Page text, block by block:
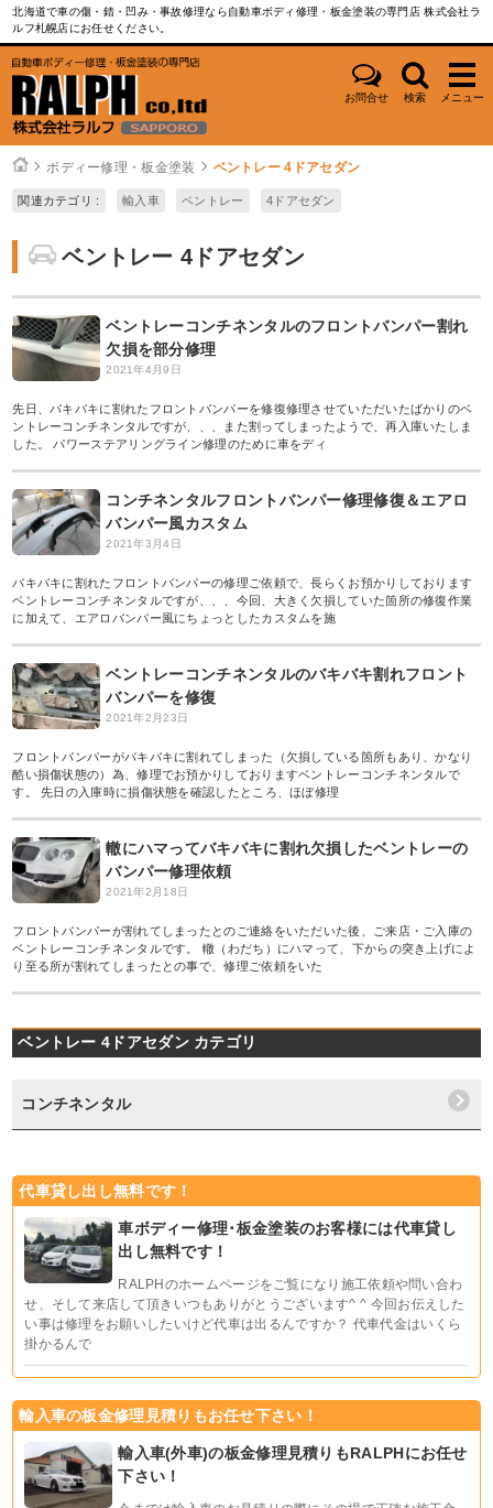
北海道で車の傷・錆・凹み・事故修理なら自動車ボディ修理・板金塗装の専門店 株式会社ラ
ルフ札幌店にお任せください。
お問合せ 検索 メニュー
ボディー修理・板金塗装 ベントレー 4ドアセダン
関連カテゴリ : 輸入車 ベントレー 4ドアセダン
ベントレー 4ドアセダン
ベントレーコンチネンタルのフロントバンパー割れ
欠損を部分修理
2021年4月9日
先日、バキバキに割れたフロントバンパーを修復修理させていただいたばかりのベ
ントレーコンチネンタルですが、、、また割ってしまったようで、再入庫いたしま
した。 パワーステアリングライン修理のために車をディ
コンチネンタルフロントバンパー修理修復＆エアロ
バンパー風カスタム
2021年3月4日
バキバキに割れたフロントバンパーの修理ご依頼で、長らくお預かりしております
ベントレーコンチネンタルですが、、、今回、大きく欠損していた箇所の修復作業
に加えて、エアロバンパー風にちょっとしたカスタムを施
ベントレーコンチネンタルのバキバキ割れフロント
バンパーを修復
2021年2月23日
フロントバンパーがバキバキに割れてしまった（欠損している箇所もあり、かなり
酷い損傷状態の）為、修理でお預かりしておりますベントレーコンチネンタルで
す。 先日の入庫時に損傷状態を確認したところ、ほぼ修理
轍にハマってバキバキに割れ欠損したベントレーの
バンパー修理依頼
2021年2月18日
フロントバンパーが割れてしまったとのご連絡をいただいた後、ご来店・ご入庫の
ベントレーコンチネンタルです。 轍（わだち）にハマって、下からの突き上げによ
り至る所が割れてしまったとの事で、修理ご依頼をいた
ベントレー 4ドアセダン カテゴリ
コンチネンタル
代車貸し出し無料です！
車ボディー修理･板金塗装のお客様には代車貸し
出し無料です！
RALPHのホームページをご覧になり施工依頼や問い合わ
せ、そして来店して頂きいつもありがとうございます^ ^ 今回お伝えした
い事は修理をお願いしたいけど代車は出るんですか？ 代車代金はいくら
掛かるんで
輸入車の板金修理見積りもお任せ下さい！
輸入車(外車)の板金修理見積りもRALPHにお任せ
下さい！